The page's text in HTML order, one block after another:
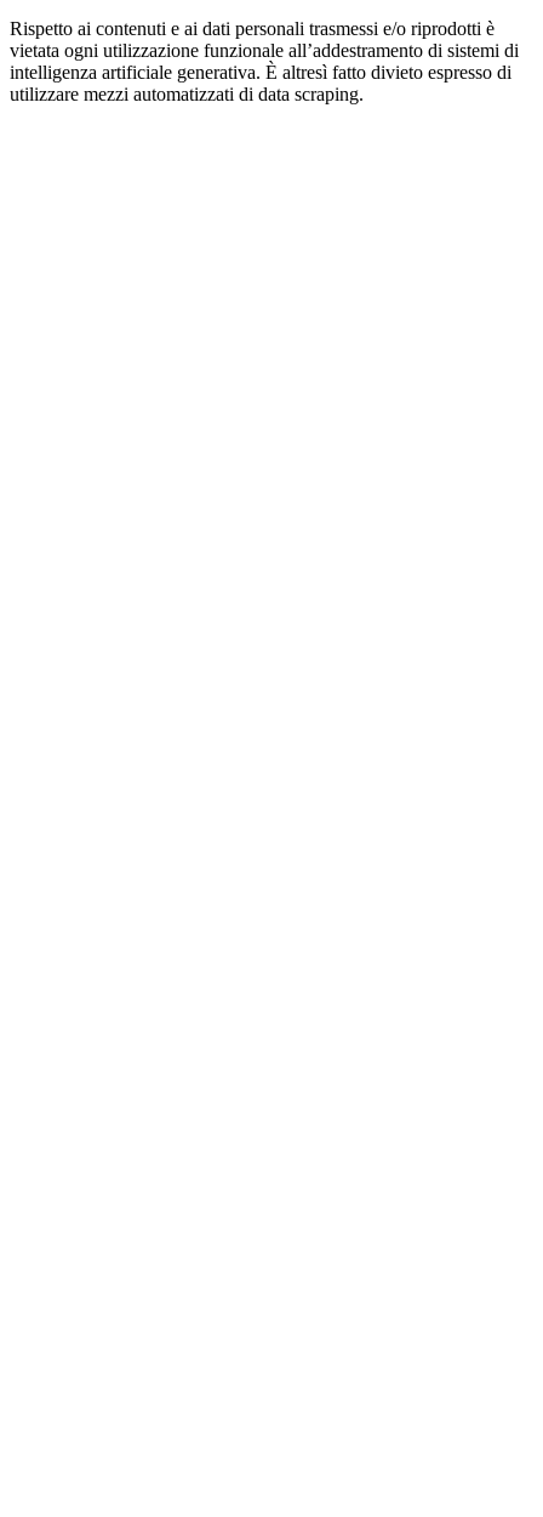
Rispetto ai contenuti e ai dati personali trasmessi e/o riprodotti è
vietata ogni utilizzazione funzionale all’addestramento di sistemi di
intelligenza artificiale generativa. È altresì fatto divieto espresso di
utilizzare mezzi automatizzati di data scraping.